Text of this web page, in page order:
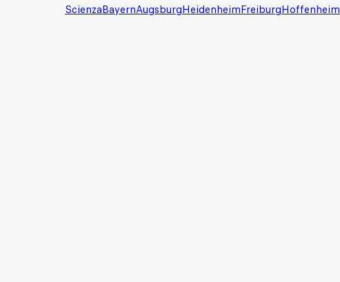
ScienzaBayernAugsburgHeidenheimFreiburgHoffenheim